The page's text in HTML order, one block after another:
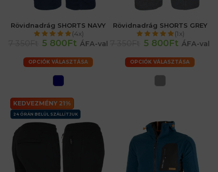
Rövidnadrág SHORTS NAVY
(4x)
5 800Ft ÁFA-val
OPCIÓK VÁLASZTÁSA
Rövidnadrág SHORTS GREY
(1x)
5 800Ft ÁFA-val
OPCIÓK VÁLASZTÁSA
KEDVEZMÉNY 21%
24 ÓRÁN BELÜL SZÁLLÍTJUK